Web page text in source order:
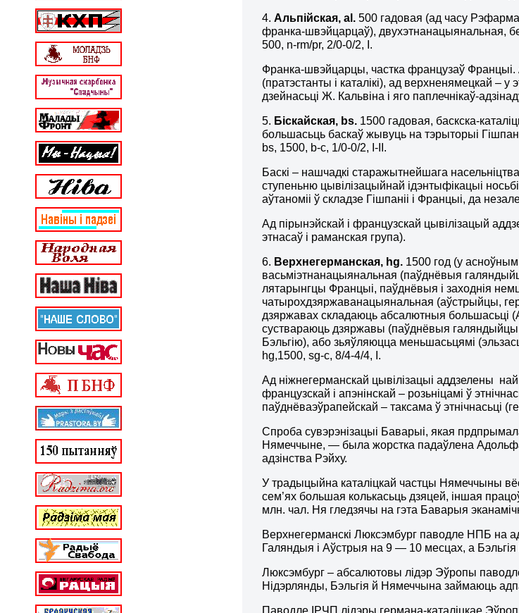
4.Альпійская,al . 500 гадовая (ад часу
франка-швэйцарцаў), двухэтнанацыянальная,
500, n-rm/pr, 2/0-0/2, I.
Франка-швэйцарцы, частка французаў Францыі.
(пратэстанты і каталікі), ад верхненямецкай –
дзейнасьці Ж. Кальвіна і яго паплечнікаў-
5. Біскайская, bs. 1500 гадовая, баскска-
большасьць баскаў жывуць на тэрыторыі
bs, 1500, b-c, 1/0-0/2, I-II.
Баскі – нашчадкі старажытнейшага
ступеньню цывілізацыйнай ідэнтыфікацыі
аўтаноміі ў складзе Гішпаніі і Францыі, да
Ад пірынэйскай і французскай цывілізацый
этнасаў і раманская група).
6. Верхнегерманская, hg. 1500 год (у
васьміэтнанацыянальная (паўднёвыя
лятарынгцы Францыі, паўднёвыя і заходнія
чатырохдзяржаванацыянальная (аўстрыйцы,
дзяржавах складаюць абсалютныя большасьці
суствараюць дзяржавы (паўднёвыя
Бэльгію), або зьяўляюцца меньшасьцямі
hg,1500, sg-c, 8/4-4/4, І.
Ад ніжнегерманскай цывілізацыі аддзелены
французскай і апэнінскай – розьніцамі ў
паўднёваэўрапейскай – таксама ў
Спроба сувэрэнізацыі Баварыі, якая
Нямеччыне, — была жорстка падаўлена
адзінства Рэйху.
У традыцыйна каталіцкай частцы Нямеччыны
сем’ях большая колькасьць дзяцей, іншая
млн. чал. Ня гледзячы на гэта Баварыя
Верхнегерманскі Люксэмбург паводле НПБ на
Галяндыя і Аўстрыя на 9 — 10 месцах, а
Люксэмбург – абсалютовы лідэр Эўропы
Нідэрлянды, Бэльгія й Нямеччына займаюць
Паводле ІРЧП лідэры германа-каталіцкае